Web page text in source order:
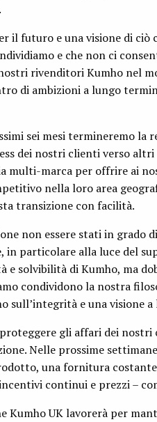
il futuro e una visione di
e che non ci
rivenditori Kumho nel
di ambizioni a lungo
sei mesi termineremo la
dei nostri clienti verso
multi-marca per offrire ai
nella loro area
transizione con facilità.
non essere stati in grado
in particolare alla luce del
e solvibilità di Kumho, ma
condividono la nostra
sull’integrità e una visione
gli affari dei nostri
Nelle prossime
una fornitura
continui e prezzi –
Kumho UK lavorerà per